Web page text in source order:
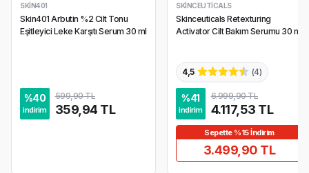
SKIN401
Skin401 Arbutin %2 Cilt Tonu
Eşitleyici Leke Karşıtı Serum 30 ml
%40
indirim
599,90 TL
359,94 TL
SKINCEUTICALS
Skinceuticals Retexturing
Activator Cilt Bakım Serumu 30 ml
4,5 (4)
%41
indirim
6.999,90 TL
4.117,53 TL
Sepette %15 İndirim
3.499,90 TL